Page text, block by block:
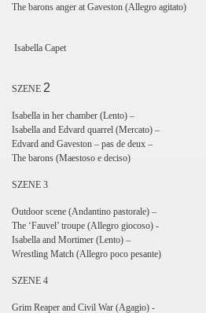
The barons anger at Gaveston (Allegro agitato)
Isabella Capet
SZENE 2
Isabella in her chamber (Lento) –
Isabella and Edvard quarrel (Mercato) –
Edvard and Gaveston – pas de deux –
The barons (Maestoso e deciso)
SZENE 3
Outdoor scene (Andantino pastorale) –
The ‘Fauvel’ troupe (Allegro giocoso) -
Isabella and Mortimer (Lento) –
Wrestling Match (Allegro poco pesante)
SZENE 4
Grim Reaper and Civil War (Agagio) -